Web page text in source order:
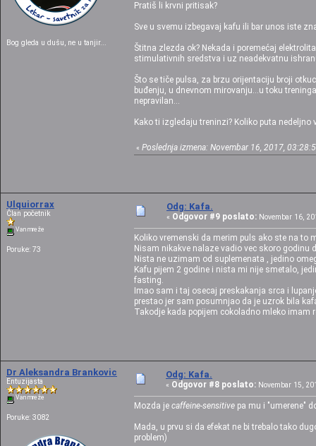
Bog gleda u dušu, ne u tanjir...
Pratiš li krvni pritisak?
Sve u svemu izbegavaj kafu ili bar unos iste
Štitna zlezda ok? Nekada i poremećaj
stimulativnih sredstva i uz neadekvatnu
Što se tiče pulsa, za brzu orijentaciju broji
buđenju, u dnevnom mirovanju...u toku
nepravilan...
Kako ti izgledaju treninzi? Koliko puta nedeljno
« Poslednja izmena: Novembar 16, 2017,
Ulquiorrax
Član početnik
Van mreže
Poruke: 73
Odg: Kafa.
« Odgovor #9 poslato: Novembar 16,
Koliko vremenski da merim puls ako ste na to
Nisam nikakve nalaze vadio vec skoro godinu
Nista ne uzimam od suplemenata , jedino
Kafu pijem 2 godine i nista mi nije smetalo,
fasting.
Imao sam i taj osecaj preskakanja srca i
prestao jer sam posumnjao da je uzrok bila
Takodje kada popijem cokoladno mleko imam
Dr Aleksandra Brankovic
Entuzijasta
Van mreže
Poruke: 3082
Odg: Kafa.
« Odgovor #8 poslato: Novembar 15,
Mozda je caffeine-sensitive pa mu i "umerene"
Mada, u prvu si da efekat ne bi trebalo tako
problem)